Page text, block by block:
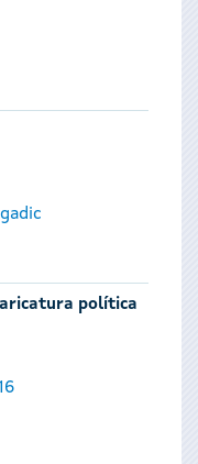
política